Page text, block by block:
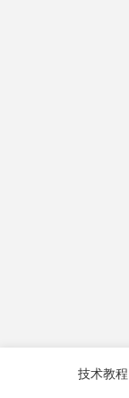
技术教程